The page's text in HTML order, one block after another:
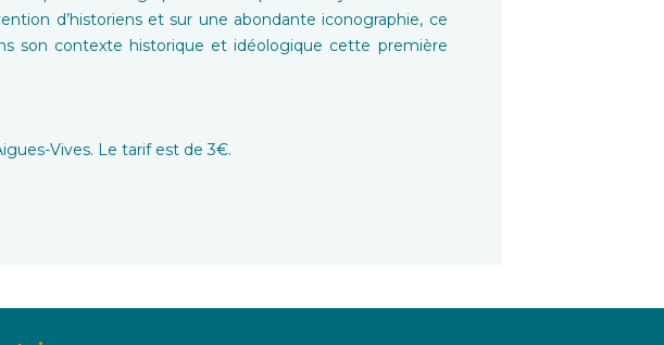
d’historiens et sur une abondante iconographie, ce
son contexte historique et idéologique cette première
Vives. Le tarif est de 3€.